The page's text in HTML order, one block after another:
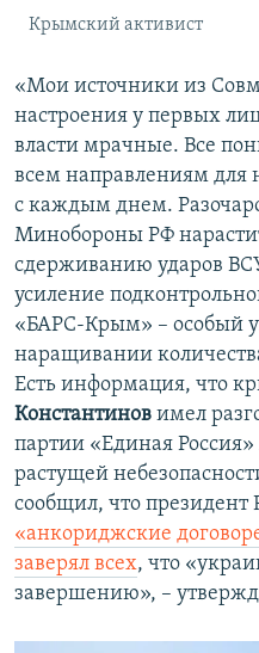
Крымский активист
«Мои источники из
настроения у первых
власти мрачные. Все
всем направлениям для
с каждым днем.
Минобороны РФ
сдерживанию ударов
усиление
«БАРС-Крым» – особый
наращивании
Есть информация, что
Константинов имел
партии «Единая
растущей
сообщил, что президент
«анкориджские
заверял всех, что
завершению», –